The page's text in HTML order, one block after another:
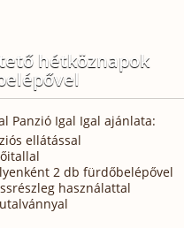
hétköznapok
Panzió Igal Igal ajánlata:
ellátással
2 db fürdőbelépővel
használattal